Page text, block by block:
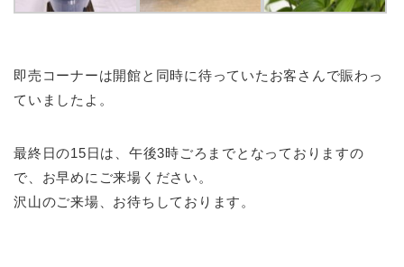
即売コーナーは開館と同時に待っていたお客さんで賑わっ
ていましたよ。
最終日の15日は、午後3時ごろまでとなっておりますの
で、お早めにご来場ください。
沢山のご来場、お待ちしております。